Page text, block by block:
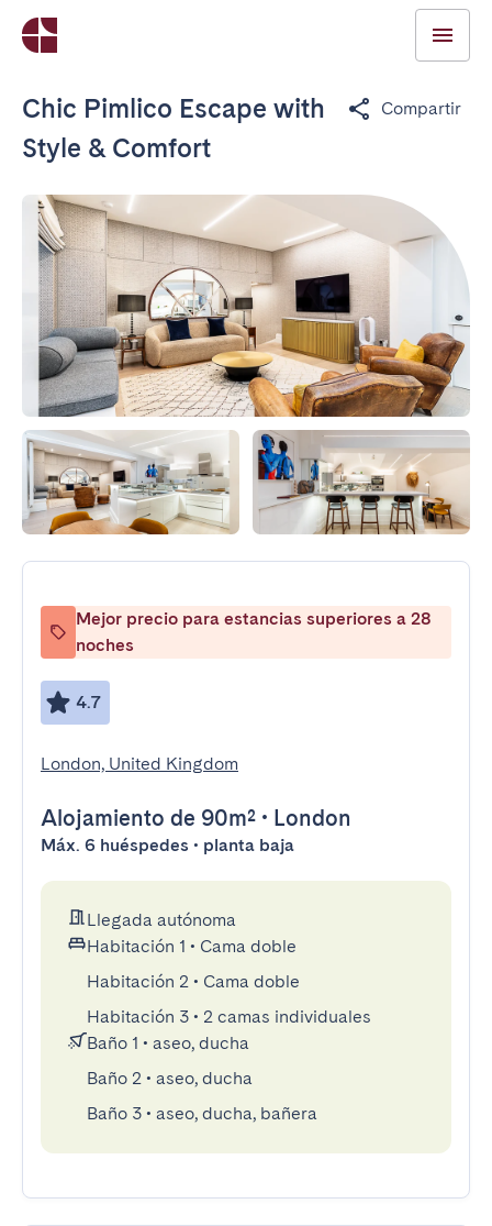
Chic Pimlico Escape with
Style & Comfort
Compartir
Mejor precio para estancias superiores a 28
noches
4.7
London, United Kingdom
Alojamiento de 90m² • London
Máx. 6 huéspedes • planta baja
Llegada autónoma
Habitación 1 • Cama doble
Habitación 2 • Cama doble
Habitación 3 • 2 camas individuales
Baño 1 • aseo, ducha
Baño 2 • aseo, ducha
Baño 3 • aseo, ducha, bañera